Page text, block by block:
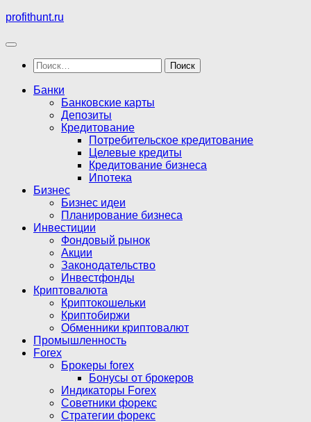
Перейти
содержимому
profithunt.ru
Найти:
Банки
Банковские карты
Депозиты
Кредитование
Потребительское кредитование
Целевые кредиты
Кредитование бизнеса
Ипотека
Бизнес
Бизнес идеи
Планирование бизнеса
Инвестиции
Фондовый рынок
Акции
Законодательство
Инвестфонды
Криптовалюта
Криптокошельки
Криптобиржи
Обменники криптовалют
Промышленность
Forex
Брокеры forex
Бонусы от брокеров
Индикаторы Forex
Советники форекс
Стратегии форекс